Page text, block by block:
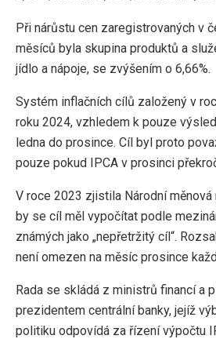
Při nárůstu cen zaregistrovaných v
měsíců byla skupina produktů a
jídlo a nápoje, se zvýšením o 6,66%.
Systém inflačních cílů založený v
roku 2024, vzhledem k pouze
ledna do prosince. Cíl byl proto
pouze pokud IPCA v prosinci
V roce 2023 zjistila Národní měnová
by se cíl měl vypočítat podle
známých jako „nepřetržitý cíl“.
není omezen na měsíc prosince
Rada se skládá z ministrů financí a
prezidentem centrální banky, jejíž
politiku odpovídá za řízení výpočtu